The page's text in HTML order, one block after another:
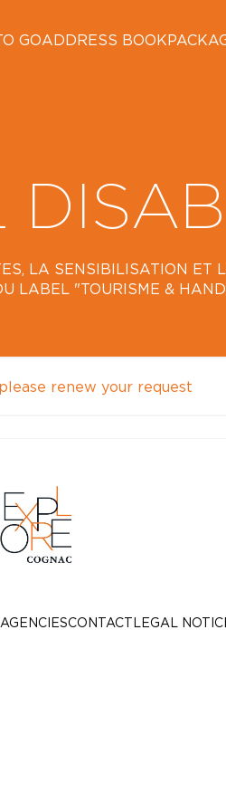
GOADDRESS BOOK
LA SENSIBILISATION ET
LABEL "TOURISME &
renew your request
CONTACT LEGAL